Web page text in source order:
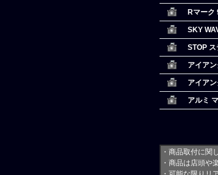
Rマー
SKY
STOP
アイア
アイア
アルミ
・商品取付に関
・商品は店頭や